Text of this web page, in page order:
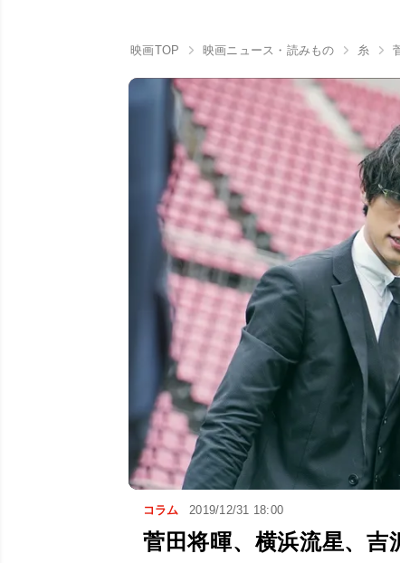
映画TOP 映画ニュース・読みもの 糸
コラム 2019/12/31 18:00
菅田将暉、横浜流星、